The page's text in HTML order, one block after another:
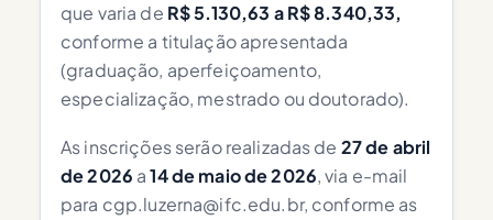
que varia de R$ 5.130,63 a R$ 8.340,33,
conforme a titulação apresentada
(graduação, aperfeiçoamento,
especialização, mestrado ou doutorado).
As inscrições serão realizadas de 27 de abril
de 2026 a14 de maio de 2026, via e-mail
para cgp.luzerna@ifc.edu.br, conforme as